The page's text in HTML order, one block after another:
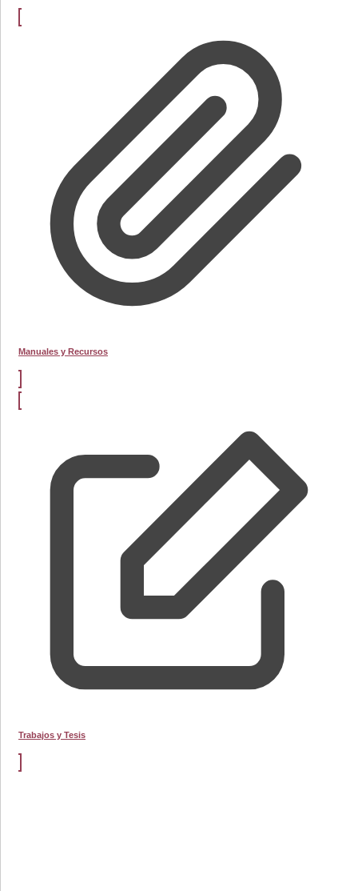
Manuales y Recursos
Trabajos y Tesis